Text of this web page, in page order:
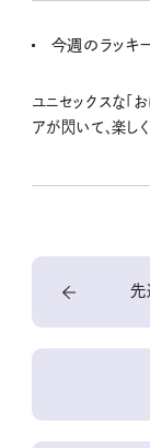
へ出かけてみよ
今週のラッキ
ユニセックスな「
アが閃いて、楽し
先